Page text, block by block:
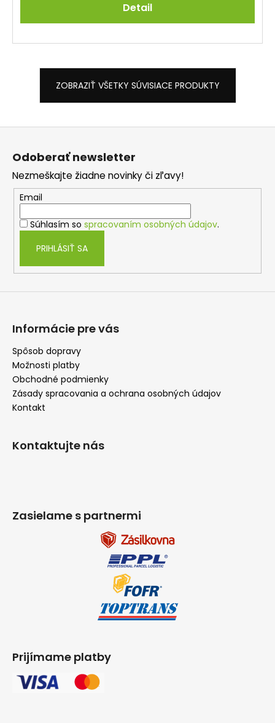
Detail
ZOBRAZIŤ VŠETKY SÚVISIACE PRODUKTY
Odoberať newsletter
Nezmeškajte žiadne novinky či zľavy!
Email
Súhlasím so spracovaním osobných údajov.
PRIHLÁSIŤ SA
Informácie pre vás
Spôsob dopravy
Možnosti platby
Obchodné podmienky
Zásady spracovania a ochrana osobných údajov
Kontakt
Kontaktujte nás
Zasielame s partnermi
Prijímame platby